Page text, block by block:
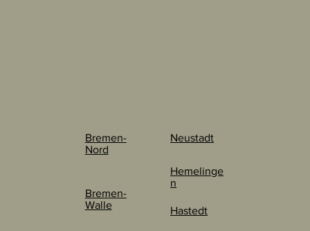
Bremen-
Nord
Bremen-
Walle
Neustadt
Hemelinge
n
Hastedt